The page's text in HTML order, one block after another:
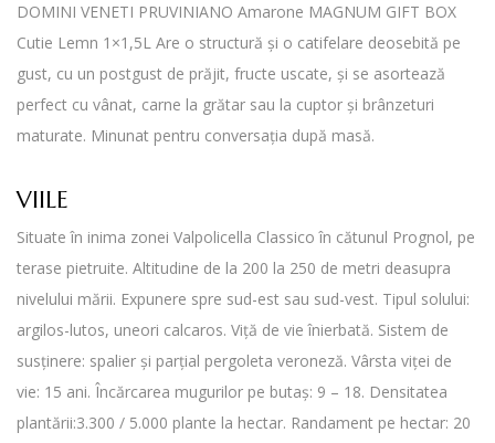
DOMINI VENETI PRUVINIANO Amarone MAGNUM GIFT BOX
Cutie Lemn 1×1,5L Are o structură și o catifelare deosebită pe
gust, cu un postgust de prăjit, fructe uscate, și se asortează
perfect cu vânat, carne la grătar sau la cuptor și brânzeturi
maturate. Minunat pentru conversația după masă.
VIILE
Situate în inima zonei Valpolicella Classico în cătunul Prognol, pe
terase pietruite. Altitudine de la 200 la 250 de metri deasupra
nivelului mării. Expunere spre sud-est sau sud-vest. Tipul solului:
argilos-lutos, uneori calcaros. Viță de vie înierbată. Sistem de
susținere: spalier și parțial pergoleta veroneză. Vârsta viței de
vie: 15 ani. Încărcarea mugurilor pe butaș: 9 – 18. Densitatea
plantării:3.300 / 5.000 plante la hectar. Randament pe hectar: 20